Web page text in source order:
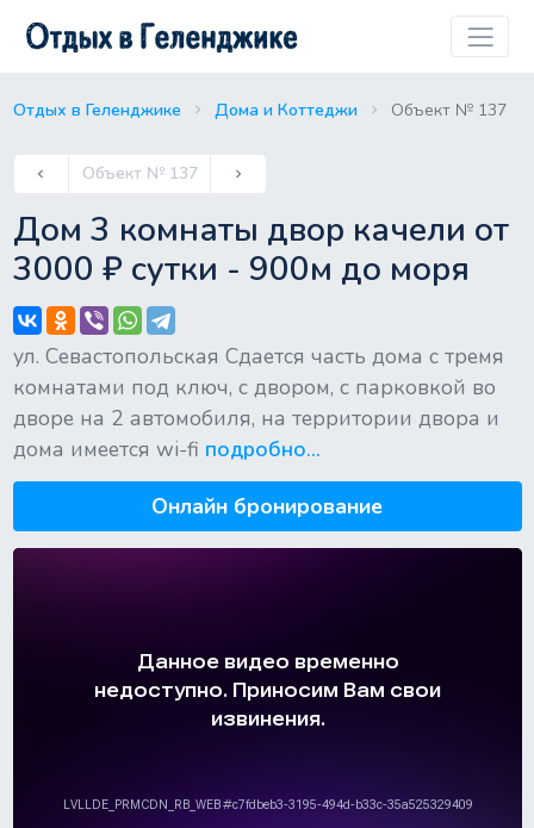
Отдых в Геленджике Дома и Коттеджи Объект № 137
keyboard_arrow_left
PreviousОбъект № 137 keyboard_arrow_right
Дом 3 комнаты двор качели от
3000 ₽ сутки - 900м до моря
ул. Севастопольская Сдается часть дома с тремя
комнатами под ключ, с двором, с парковкой во
дворе на 2 автомобиля, на территории двора и
дома имеется wi-fi подробно...
Онлайн бронирование